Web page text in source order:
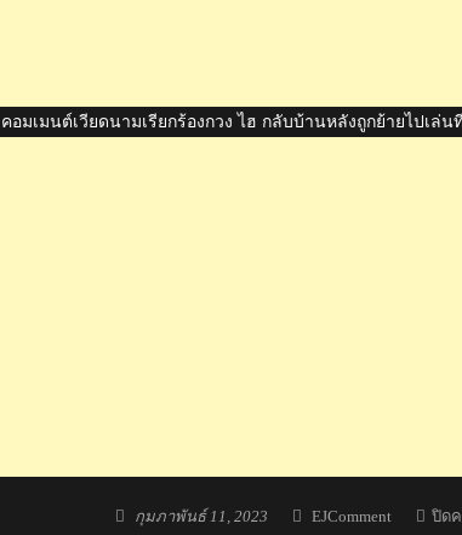
คอมเมนต์เวียดนามเรียกร้องกวง ไฮ กลับบ้านหลังถูกย้ายไปเล่
Posted
กุมภาพันธ์ 11, 2023 Author
EJComment ปิด